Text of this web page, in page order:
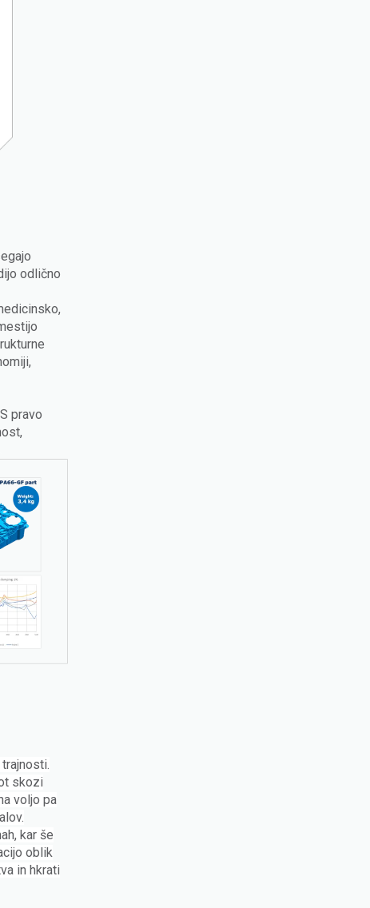
odlično
pravo
skozi
voljo pa
kar še
oblik
in hkrati